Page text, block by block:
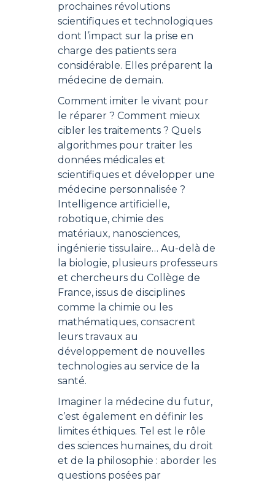
prochaines révolutions
scientifiques et technologiques
dont l’impact sur la prise en
charge des patients sera
considérable. Elles préparent la
médecine de demain.
Comment imiter le vivant pour
le réparer ? Comment mieux
cibler les traitements ? Quels
algorithmes pour traiter les
données médicales et
scientifiques et développer une
médecine personnalisée ?
Intelligence artificielle,
robotique, chimie des
matériaux, nanosciences,
ingénierie tissulaire… Au-delà de
la biologie, plusieurs professeurs
et chercheurs du Collège de
France, issus de disciplines
comme la chimie ou les
mathématiques, consacrent
leurs travaux au
développement de nouvelles
technologies au service de la
santé.
Imaginer la médecine du futur,
c’est également en définir les
limites éthiques. Tel est le rôle
des sciences humaines, du droit
et de la philosophie : aborder les
questions posées par